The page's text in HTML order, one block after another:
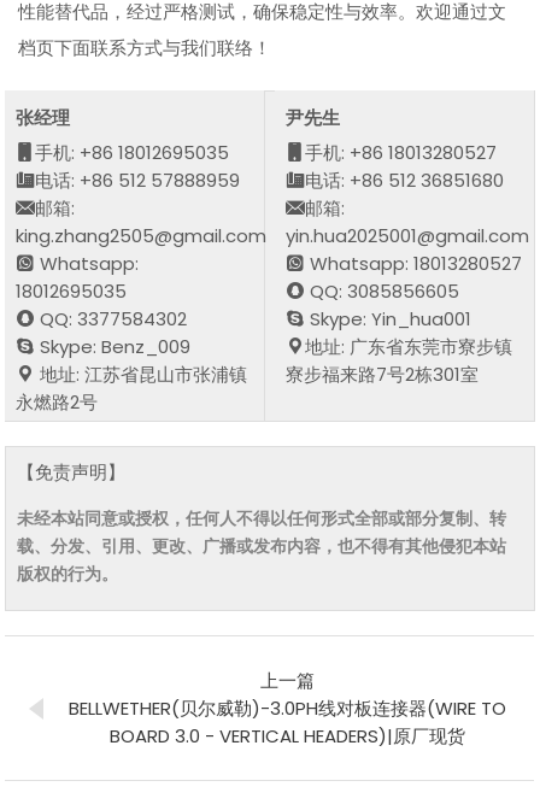
性能替代品，经过严格测试，确保稳定性与效率。欢迎通过文
档页下面联系方式与我们联络！
张经理
手机: +86 18012695035
电话: +86 512 57888959
邮箱:
king.zhang2505@gmail.com
Whatsapp:
18012695035
QQ: 3377584302
Skype: Benz_009
地址: 江苏省昆山市张浦镇
永燃路2号
尹先生
手机: +86 18013280527
电话: +86 512 36851680
邮箱:
yin.hua2025001@gmail.com
Whatsapp: 18013280527
QQ: 3085856605
Skype: Yin_hua001
地址: 广东省东莞市寮步镇
寮步福来路7号2栋301室
【免责声明】
未经本站同意或授权，任何人不得以任何形式全部或部分复制、转
载、分发、引用、更改、广播或发布内容，也不得有其他侵犯本站
版权的行为。
上一篇
BELLWETHER(贝尔威勒)-3.0PH线对板连接器(WIRE TO
BOARD 3.0 - VERTICAL HEADERS)|原厂现货